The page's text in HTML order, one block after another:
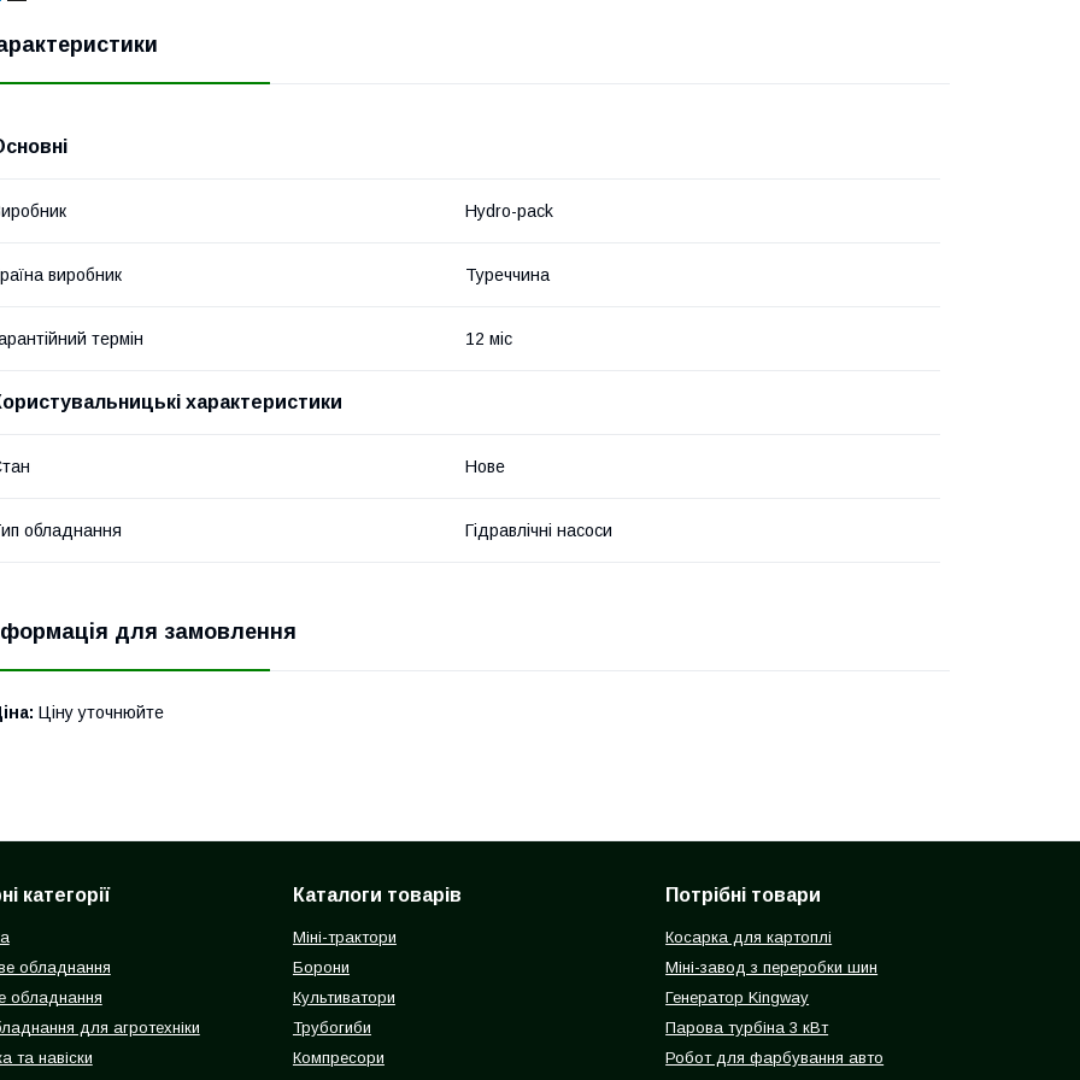
Hydro-pack
виробник Туреччина
термін 12 міс
характеристики
Нове
обладнання Гідравлічні насоси
для замовлення
Ціну уточнюйте
категорії
обладнання
обладнання
для агротехніки
та навіски
Каталоги товарів
Міні-трактори
Борони
Культиватори
Трубогиби
Компресори
Потрібні товари
Косарка для картоплі
Міні-завод з переробки шин
Генератор Kingway
Парова турбіна 3 кВт
Робот для фарбування авто